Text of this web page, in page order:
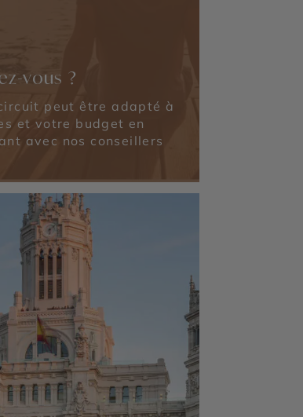
vous ?
peut être adapté à
et votre budget en
avec nos conseillers